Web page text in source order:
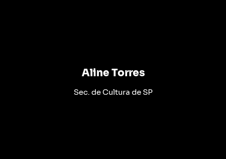
Aline Torres
Sec. de Cultura de SP